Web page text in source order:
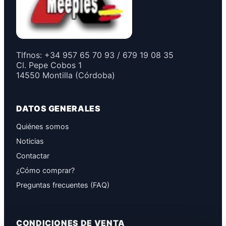
Tlfnos: +34 957 65 70 93 / 679 19 08 35
Cl. Pepe Cobos 1
14550 Montilla (Córdoba)
DATOS GENERALES
Quiénes somos
Noticias
Contactar
¿Cómo comprar?
Preguntas frecuentes (FAQ)
CONDICIONES DE VENTA